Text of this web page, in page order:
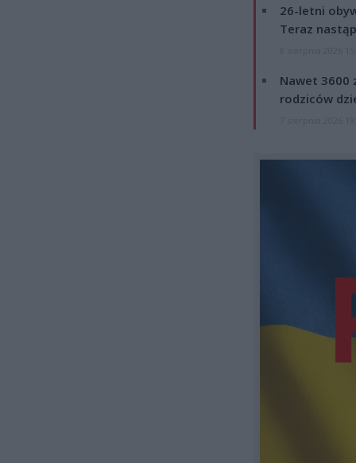
26-letni
Teraz
Nawet 3600
rodziców